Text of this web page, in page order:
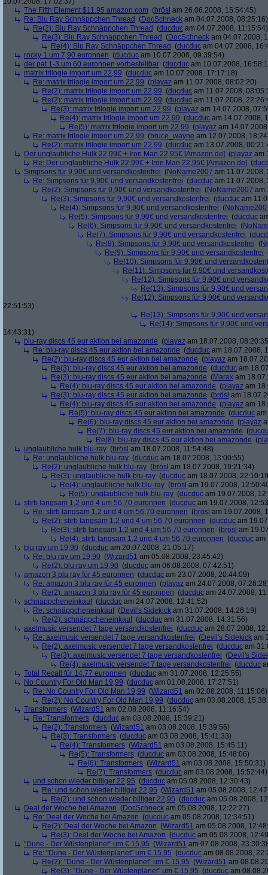
The Fifth Element $11.95 amazon.com (brösl am 26.06.2008, 15:54:45)
Re: Blu Ray Schnäppchen Thread (DocSchneck am 04.07.2008, 08:25:16)
Re(2): Blu Ray Schnäppchen Thread (ducduc am 04.07.2008, 11:15:54)
Re(3): Blu Ray Schnäppchen Thread (DocSchneck am 04.07.2008,
Re(4): Blu Ray Schnäppchen Thread (ducduc am 04.07.2008,
rocky 1 um 7,90 euronnen (ducduc am 10.07.2008, 09:39:54)
der pat 1-3 um 60 euronnen vorbestellbar (ducduc am 10.07.2008,
matrix trilogie import um 22,99 (ducduc am 10.07.2008, 17:17:18)
Re: matrix trilogie import um 22,99 (playaz am 11.07.2008, 08:02:20)
Re(2): matrix trilogie import um 22,99 (ducduc am 11.07.2008,
Re(2): matrix trilogie import um 22,99 (ducduc am 11.07.2008,
Re(3): matrix trilogie import um 22,99 (playaz am 14.07.2008,
Re(4): matrix trilogie import um 22,99 (ducduc am 14.07.2008,
Re(5): matrix trilogie import um 22,99 (playaz am
Re: matrix trilogie import um 22,99 (bruce_wayne am 12.07.2008,
Re(2): matrix trilogie import um 22,99 (ducduc am 13.07.2008,
Der unglaubliche Hulk 22,99€ + Iron Man 22,95€ [Amazon.de] (playaz am
Re: Der unglaubliche Hulk 22,99€ + Iron Man 22,95€ [Amazon.de] (
Simpsons für 9,90€ und versandkostenfrei (NoName2007 am 11.07.2008,
Re: Simpsons für 9,90€ und versandkostenfrei (ducduc am 11.07.2008,
Re(2): Simpsons für 9,90€ und versandkostenfrei (NoName2007 am
Re(3): Simpsons für 9,90€ und versandkostenfrei (ducduc am
Re(4): Simpsons für 9,90€ und versandkostenfrei (
Re(5): Simpsons für 9,90€ und versandkostenfrei (ducduc
Re(6): Simpsons für 9,90€ und versandkostenfrei (
Re(7): Simpsons für 9,90€ und versandkostenfrei (
Re(8): Simpsons für 9,90€ und versandkostenfrei (
Re(9): Simpsons für 9,90€ und versandkostenfrei
Re(10): Simpsons für 9,90€ und
Re(11): Simpsons für 9,90€ und
Re(12): Simpsons für 9,90€ und
Re(13): Simpsons für 9,90€ und
Re(12): Simpsons für 9,90€ und
22:51:53)
Re(13): Simpsons für 9,90€ und
Re(14): Simpsons für 9,90€ und
14:43:31)
blu-ray discs 45 eur aktion bei amazonde (playaz am 18.07.2008,
Re: blu-ray discs 45 eur aktion bei amazonde (ducduc am 18.07.2008,
Re(2): blu-ray discs 45 eur aktion bei amazonde (playaz am
Re(3): blu-ray discs 45 eur aktion bei amazonde (ducduc am
Re(3): blu-ray discs 45 eur aktion bei amazonde (Marax am
Re(4): blu-ray discs 45 eur aktion bei amazonde (playaz am
Re(3): blu-ray discs 45 eur aktion bei amazonde (brösl am
Re(4): blu-ray discs 45 eur aktion bei amazonde (playaz am
Re(5): blu-ray discs 45 eur aktion bei amazonde (ducduc
Re(6): blu-ray discs 45 eur aktion bei amazonde (playaz
Re(7): blu-ray discs 45 eur aktion bei amazonde (
Re(8): blu-ray discs 45 eur aktion bei amazonde (
unglaubliche hulk blu-ray (brösl am 18.07.2008, 11:54:48)
Re: unglaubliche hulk blu-ray (ducduc am 18.07.2008, 13:00:55)
Re(2): unglaubliche hulk blu-ray (brösl am 18.07.2008, 19:21:34)
Re(3): unglaubliche hulk blu-ray (ducduc am 18.07.2008,
Re(4): unglaubliche hulk blu-ray (brösl am 19.07.2008,
Re(5): unglaubliche hulk blu-ray (ducduc am 19.07.2008,
stirb langsam 1,2 und 4 um 56,70 euronnen (ducduc am 19.07.2008,
Re: stirb langsam 1,2 und 4 um 56,70 euronnen (brösl am 19.07.2008,
Re(2): stirb langsam 1,2 und 4 um 56,70 euronnen (ducduc am
Re(3): stirb langsam 1,2 und 4 um 56,70 euronnen (brösl am
Re(4): stirb langsam 1,2 und 4 um 56,70 euronnen (ducduc am
blu ray um 19,90 (ducduc am 20.07.2008, 21:05:17)
Re: blu ray um 19,90 (Wizard51 am 05.08.2008, 23:45:42)
Re(2): blu ray um 19,90 (ducduc am 06.08.2008, 07:42:51)
amazon 3 blu ray für 45 euronnen (ducduc am 23.07.2008, 20:44:09)
Re: amazon 3 blu ray für 45 euronnen (playaz am 24.07.2008,
Re(2): amazon 3 blu ray für 45 euronnen (ducduc am 24.07.2008,
schnäppcheneinkauf(ducduc am 24.07.2008, 12:41:52)
Re: schnäppcheneinkauf(Devil's Sidekick am 31.07.2008, 14:26:19)
Re(2): schnäppcheneinkauf(ducduc am 31.07.2008, 14:31:56)
axelmusic versendet 7 tage versandkostenfrei (ducduc am 28.07.2008,
Re: axelmusic versendet 7 tage versandkostenfrei (Devil's Sidekick am
Re(2): axelmusic versendet 7 tage versandkostenfrei (ducduc am
Re(3): axelmusic versendet 7 tage versandkostenfrei (Devil's
Re(4): axelmusic versendet 7 tage versandkostenfrei (ducduc
Total Recall für 14,77 euronnen (ducduc am 31.07.2008, 12:25:55)
No Country For Old Man 19,99 (ducduc am 01.08.2008, 17:27:51)
Re: No Country For Old Man 19,99 (Wizard51 am 02.08.2008, 11:15:06)
Re(2): No Country For Old Man 19,99 (ducduc am 03.08.2008,
Transformers (Wizard51 am 02.08.2008, 11:16:54)
Re: Transformers (ducduc am 03.08.2008, 15:39:21)
Re(2): Transformers (Wizard51 am 03.08.2008, 15:39:56)
Re(3): Transformers (ducduc am 03.08.2008, 15:41:33)
Re(4): Transformers (Wizard51 am 03.08.2008, 15:45:11)
Re(5): Transformers (ducduc am 03.08.2008, 15:48:06)
Re(6): Transformers (Wizard51 am 03.08.2008, 15:50:31)
Re(7): Transformers (ducduc am 03.08.2008, 15:52:44)
und schon wieder billiger 22,95 (ducduc am 05.08.2008, 12:30:43)
Re: und schon wieder billiger 22,95 (Wizard51 am 05.08.2008,
Re(2): und schon wieder billiger 22,95 (ducduc am 05.08.2008,
Deal der Woche bei Amazon (DocSchneck am 05.08.2008, 12:22:27)
Re: Deal der Woche bei Amazon (ducduc am 05.08.2008, 12:34:51)
Re(2): Deal der Woche bei Amazon (Wizard51 am 05.08.2008,
Re(3): Deal der Woche bei Amazon (ducduc am 05.08.2008,
"Dune - Der Wüstenplanet" um € 15,95 (Wizard51 am 07.08.2008,
Re: "Dune - Der Wüstenplanet" um € 15,95 (ducduc am 08.08.2008,
Re(2): "Dune - Der Wüstenplanet" um € 15,95 (Wizard51 am
Re(3): "Dune - Der Wüstenplanet" um € 15,95 (ducduc am